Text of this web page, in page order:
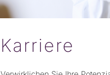
Karriere